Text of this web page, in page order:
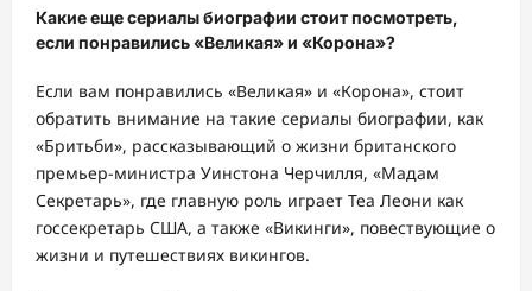
Какие еще сериалы биографии стоит посмотреть,
если понравились «Великая» и «Корона»?
Если вам понравились «Великая» и «Корона», стоит
обратить внимание на такие сериалы биографии, как
«Бритьби», рассказывающий о жизни британского
премьер-министра Уинстона Черчилля, «Мадам
Секретарь», где главную роль играет Теа Леони как
госсекретарь США, а также «Викинги», повествующие о
жизни и путешествиях викингов.